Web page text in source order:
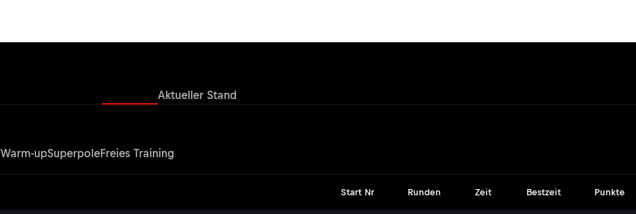
Aktueller Stand
Warm-upSuperpoleFreies Training
Start Nr Runden Zeit Bestzeit Punkte